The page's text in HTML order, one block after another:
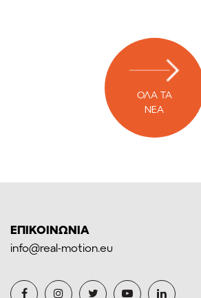
ΟΛΑ ΤΑ
ΝΕΑ
ΕΠΙΚΟΙΝΩΝΙΑ
info@real-motion.eu